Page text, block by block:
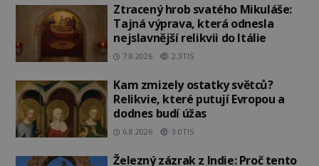
Ztracený hrob svatého Mikuláše:
Tajná výprava, která odnesla
nejslavnější relikvii do Itálie
7.8.2026 2.3TIS
Kam zmizely ostatky světců?
Relikvie, které putují Evropou a
dodnes budí úžas
6.8.2026 3.0TIS
Železný zázrak z Indie: Proč tento